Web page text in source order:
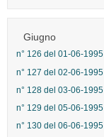
Giugno
n° 126 del 01-06-1995
n° 127 del 02-06-1995
n° 128 del 03-06-1995
n° 129 del 05-06-1995
n° 130 del 06-06-1995